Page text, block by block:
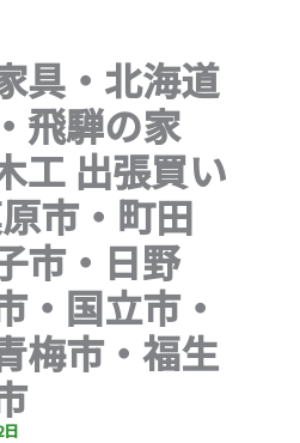
具・北海道
飛騨の家
工 出張買い
市・町田
市・日野
・国立市・
梅市・福生